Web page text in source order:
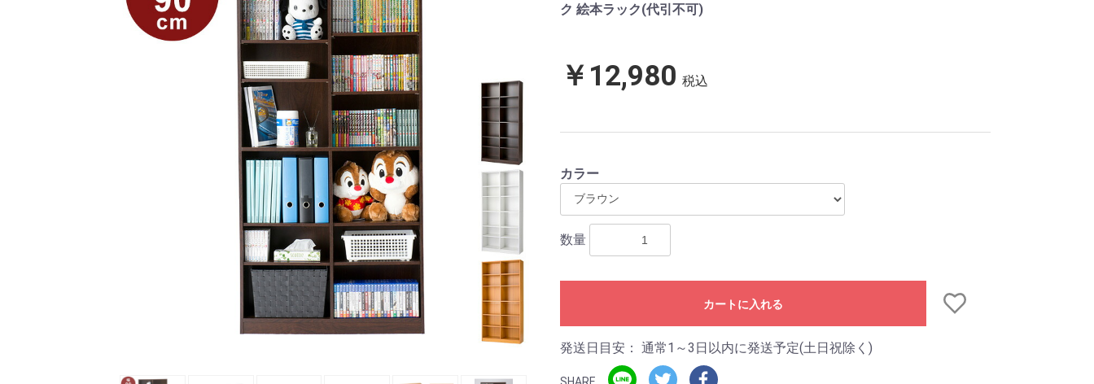
ク 絵本ラック(代引不可)
￥12,980 税込
カラー
数量
カートに入れる
発送日目安： 通常1～3日以内に発送予定(土日祝除く)
SHARE